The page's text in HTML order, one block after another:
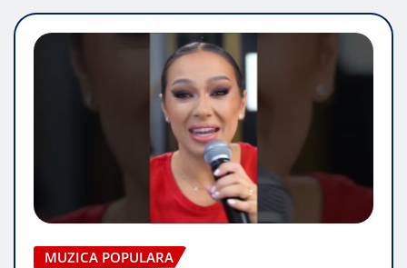
MUZICA POPULARA